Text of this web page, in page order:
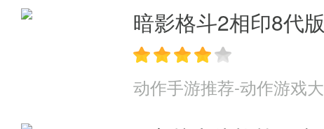
暗影格斗2相印8代版
动作手游推荐-动作游戏